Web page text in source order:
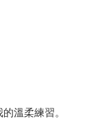
溫柔練習。